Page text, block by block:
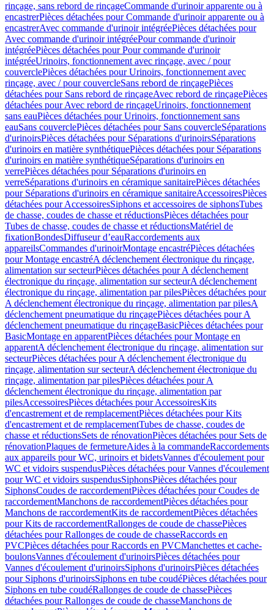
rinçage, sans rebord de rinçageCommande d'urinoir apparente ou à
encastrerPièces détachées pour Commande d'urinoir apparente ou à
encastrerAvec commande d'urinoir intégréePièces détachées pour
Avec commande d'urinoir intégréePour commande d'urinoir
intégréePièces détachées pour Pour commande d'urinoir
intégréeUrinoirs, fonctionnement avec rinçage, avec / pour
couverclePièces détachées pour Urinoirs, fonctionnement avec
rinçage, avec / pour couvercleSans rebord de rinçagePièces
détachées pour Sans rebord de rinçageAvec rebord de rinçagePièces
détachées pour Avec rebord de rinçageUrinoirs, fonctionnement
sans eauPièces détachées pour Urinoirs, fonctionnement sans
eauSans couverclePièces détachées pour Sans couvercleSéparations
d'urinoirsPièces détachées pour Séparations d'urinoirsSéparations
d'urinoirs en matière synthétiquePièces détachées pour Séparations
d'urinoirs en matière synthétiqueSéparations d'urinoirs en
verrePièces détachées pour Séparations d'urinoirs en
verreSéparations d'urinoirs en céramique sanitairePièces détachées
pour Séparations d'urinoirs en céramique sanitaireAccessoiresPièces
détachées pour AccessoiresSiphons et accessoires de siphonsTubes
de chasse, coudes de chasse et réductionsPièces détachées pour
Tubes de chasse, coudes de chasse et réductionsMatériel de
fixationBondesDiffuseur d’eauRaccordements aux
appareilsCommandes d'urinoirMontage encastréPièces détachées
pour Montage encastréA déclenchement électronique du rinçage,
alimentation sur secteurPièces détachées pour A déclenchement
électronique du rinçage, alimentation sur secteurA déclenchement
électronique du rinçage, alimentation par pilesPièces détachées pour
A déclenchement électronique du rinçage, alimentation par pilesA
déclenchement pneumatique du rinçagePièces détachées pour A
déclenchement pneumatique du rinçageBasicPièces détachées pour
BasicMontage en apparentPièces détachées pour Montage en
apparentA déclenchement électronique du rinçage, alimentation sur
secteurPièces détachées pour A déclenchement électronique du
rinçage, alimentation sur secteurA déclenchement électronique du
rinçage, alimentation par pilesPièces détachées pour A
déclenchement électronique du rinçage, alimentation par
pilesAccessoiresPièces détachées pour AccessoiresKits
d'encastrement et de remplacementPièces détachées pour Kits
d'encastrement et de remplacementTubes de chasse, coudes de
chasse et réductionsSets de rénovationPièces détachées pour Sets de
rénovationPlaques de fermetureAides à la commandeRaccordements
aux appareils pour WC, urinoirs et bidetsVannes d'écoulement pour
WC et vidoirs suspendusPièces détachées pour Vannes d'écoulement
pour WC et vidoirs suspendusSiphonsPièces détachées pour
SiphonsCoudes de raccordementPièces détachées pour Coudes de
raccordementManchons de raccordementPièces détachées pour
Manchons de raccordementKits de raccordementPièces détachées
pour Kits de raccordementRallonges de coude de chassePièces
détachées pour Rallonges de coude de chasseRaccords en
PVCPièces détachées pour Raccords en PVCManchettes et cache-
boulonsVannes d'écoulement d'urinoirsPièces détachées pour
Vannes d'écoulement d'urinoirsSiphons d'urinoirsPièces détachées
pour Siphons d'urinoirsSiphons en tube coudéPièces détachées pour
Siphons en tube coudéRallonges de coude de chassePièces
détachées pour Rallonges de coude de chasseManchons de